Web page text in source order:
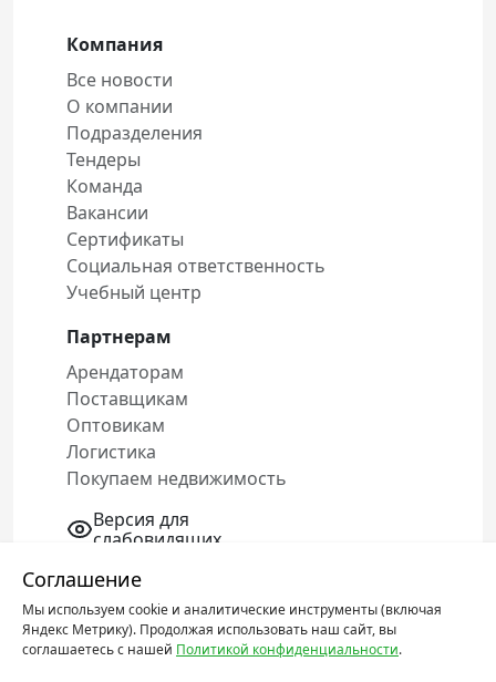
Соглашение
Мы используем cookie и аналитические инструменты (включая
Яндекс Метрику). Продолжая использовать наш сайт, вы
соглашаетесь с нашей Политикой конфиденциальности.
Компания
Все новости
О компании
Подразделения
Тендеры
Команда
Вакансии
Сертификаты
Социальная ответственность
Учебный центр
Партнерам
Арендаторам
Поставщикам
Оптовикам
Логистика
Покупаем недвижимость
Версия для
слабовидящих
Политика конфиденциальности
Соглашение об обработке персональных
данных